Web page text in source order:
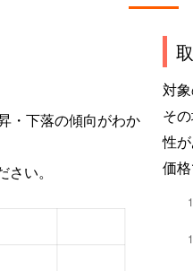
・下落の傾向がわか
い。
対
そ
性
価